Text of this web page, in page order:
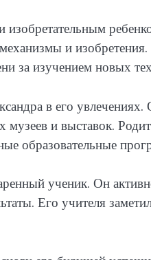
изобретательным
и
за изучением новых
в его
и выставок.
образовательные
ученик. Он
Его учителя